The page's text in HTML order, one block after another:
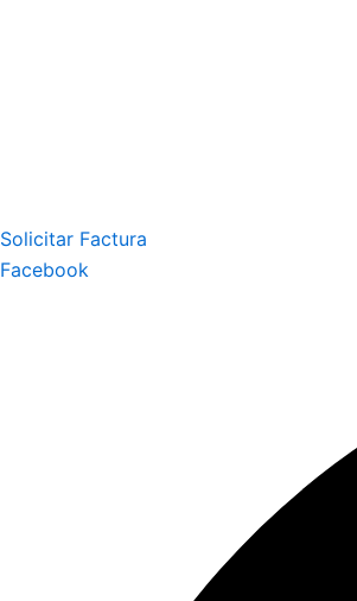
Solicitar Factura
Facebook